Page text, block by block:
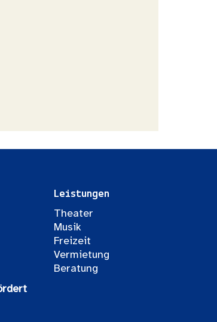
Leistungen
Theater
Musik
Freizeit
Vermietung
Beratung